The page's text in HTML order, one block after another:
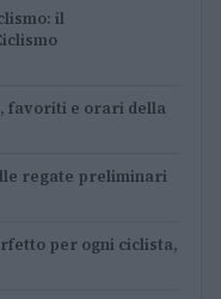
il
favoriti e orari della
regate preliminari
per ogni ciclista,